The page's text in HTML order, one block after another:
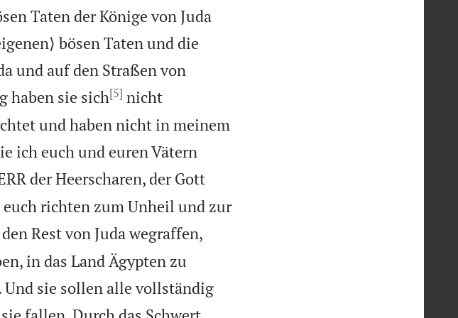
Taten der Könige von Juda
bösen Taten und die
und auf den Straßen von
haben sie sich[5] nicht
und haben nicht in meinem
ich euch und euren Vätern
der Heerscharen, der Gott
richten zum Unheil und zur
Rest von Juda wegraffen,
in das Land Ägypten zu
sie sollen alle vollständig